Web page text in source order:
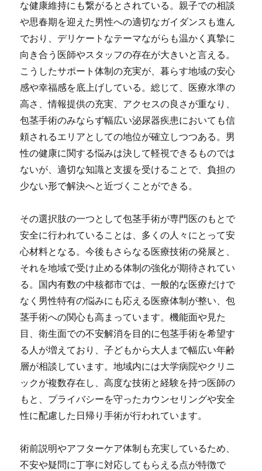
な健康維持にも繋がるとされている。親子での相談
や思春期を迎えた男性への適切なガイダンスも進ん
でおり、デリケートなテーマながらも温かく真摯に
向き合う医師やスタッフの存在が大きいと言える。
こうしたサポート体制の充実が、暮らす地域の安心
感や幸福感を底上げしている。総じて、医療水準の
高さ、情報提供の充実、アクセスの良さが重なり、
包茎手術のみならず幅広い泌尿器疾患においても信
頼されるエリアとしての地位が確立しつつある。男
性の健康に関する悩みは決して軽視できるものでは
ないが、適切な知識と支援を受けることで、負担の
少ない形で解決へと近づくことができる。
その選択肢の一つとして包茎手術が専門医のもとで
安全に行われていることは、多くの人々にとって安
心材料となる。今後もさらなる医療技術の発展と、
それを地域で受け止める体制の強化が期待されてい
る。国内有数の中核都市では、一般的な医療だけで
なく男性特有の悩みにも応える医療体制が整い、包
茎手術への関心も高まっています。機能面や見た
目、衛生面での不安解消を目的に包茎手術を希望す
る人が増えており、子どもから大人まで幅広い年齢
層が相談しています。地域内には大学病院やクリニ
ックが複数存在し、高度な技術と経験を持つ医師の
もと、プライバシーを守ったカウンセリングや安全
性に配慮した日帰り手術が行われています。
術前説明やアフターケア体制も充実しているため、
不安や疑問に丁寧に対応してもらえる点が特徴で